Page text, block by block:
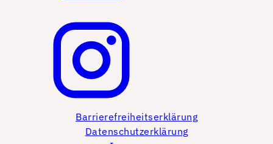
Barrierefreiheitserklärung
Datenschutzerklärung